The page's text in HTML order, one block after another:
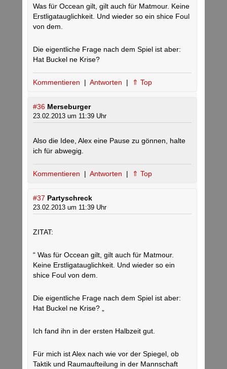
Was für Occean gilt, gilt auch für Matmour. Keine
Erstligatauglichkeit. Und wieder so ein shice Foul
von dem.
Die eigentliche Frage nach dem Spiel ist aber:
Hat Buckel ne Krise?
Kommentieren | Antworten | ⇑ Top
#36 Merseburger
23.02.2013 um 11:39 Uhr
Also die Idee, Alex eine Pause zu gönnen, halte
ich für abwegig.
Kommentieren | Antworten | ⇑ Top
#37 Partyschreck
23.02.2013 um 11:39 Uhr
ZITAT:
“ Was für Occean gilt, gilt auch für Matmour.
Keine Erstligatauglichkeit. Und wieder so ein
shice Foul von dem.
Die eigentliche Frage nach dem Spiel ist aber:
Hat Buckel ne Krise? „
Ich fand ihn in der ersten Halbzeit gut.
Für mich ist Alex nach wie vor der Spiegel, ob
Taktik und Raumaufteilung in der Mannschaft